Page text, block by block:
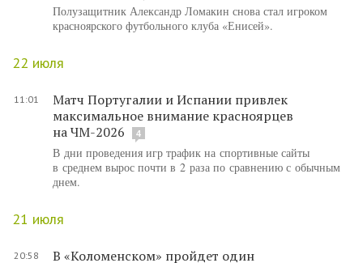
Полузащитник Александр Ломакин снова стал игроком
красноярского футбольного клуба «Енисей».
22 июля
11:01
Матч Португалии и Испании привлек
максимальное внимание красноярцев
на ЧМ-2026
4
В дни проведения игр трафик на спортивные сайты
в среднем вырос почти в 2 раза по сравнению с обычным
днем.
21 июля
20:58
В «Коломенском» пройдет один